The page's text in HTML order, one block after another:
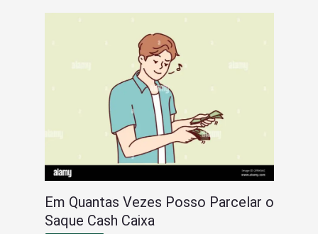
Em Quantas Vezes Posso Parcelar o
Saque Cash Caixa